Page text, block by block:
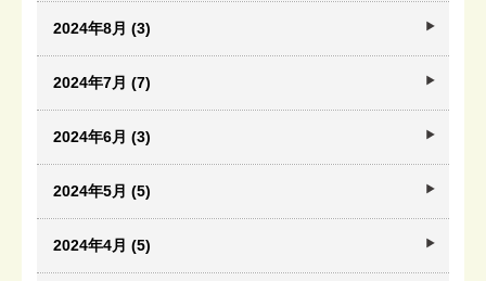
2024年8月 (3)
2024年7月 (7)
2024年6月 (3)
2024年5月 (5)
2024年4月 (5)